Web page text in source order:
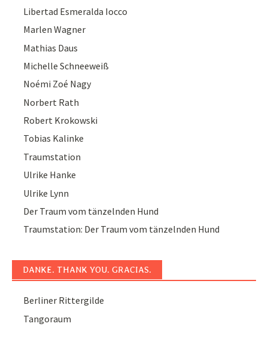
Libertad Esmeralda Iocco
Marlen Wagner
Mathias Daus
Michelle Schneeweiß
Noémi Zoé Nagy
Norbert Rath
Robert Krokowski
Tobias Kalinke
Traumstation
Ulrike Hanke
Ulrike Lynn
Der Traum vom tänzelnden Hund
Traumstation: Der Traum vom tänzelnden Hund
DANKE. THANK YOU. GRACIAS.
Berliner Rittergilde
Tangoraum